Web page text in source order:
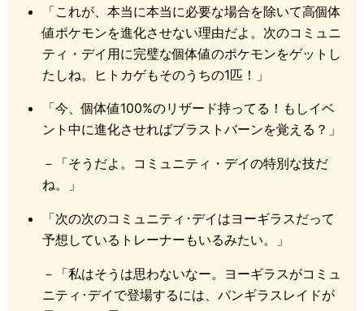
「これが、本当に本当に必要な場合を除いて高個体
値ポケモンを進化させない理由だよ。次のコミュニ
ティ・デイ用に完璧な個体値のポケモンをゲットし
たしね。ヒトカゲもそのうちの1匹！」
「今、個体値100%のリザード持ってる！もしイベ
ント中に進化させればブラストバーンを覚える？」
－「そうだよ。コミュニティ・デイの特別な技だ
ね。」
「次の次のコミュニティ･デイはヨーギラスだって
予想しているトレーナーもいるみたい。」
－「私はそうは思わないなー。ヨーギラスがコミュ
ニティ･デイで登場するには、バンギラスレイドが